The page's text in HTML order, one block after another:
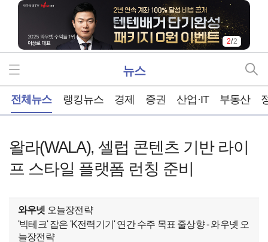
2/2
뉴스
전체뉴스 랭킹뉴스 경제 증권 산업·IT 부동산
왈라(WALA), 셀럽 콘텐츠 기반 라이
프 스타일 플랫폼 런칭 준비
와우넷 오늘장전략
'빅테크' 잡은 'K전력기기' 연간 수주 목표 줄상향 - 와우넷 오
늘장전략